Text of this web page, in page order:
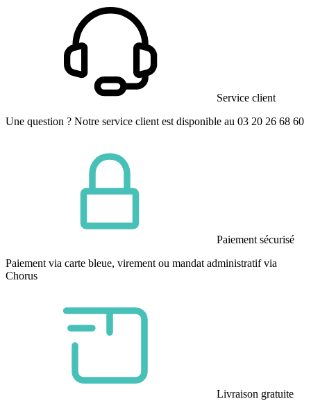
Service client
Une question ? Notre service client est disponible au 03 20 26 68 60
Paiement sécurisé
Paiement via carte bleue, virement ou mandat administratif via
Chorus
Livraison gratuite